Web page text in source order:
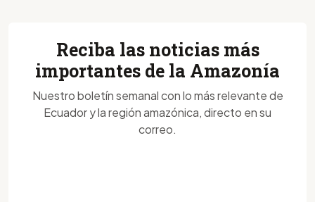
Reciba las noticias más
importantes de la Amazonía
Nuestro boletín semanal con lo más relevante de
Ecuador y la región amazónica, directo en su
correo.